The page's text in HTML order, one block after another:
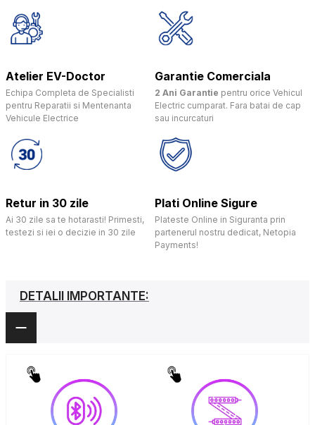
Atelier EV-Doctor
Echipa Completa de Specialisti
pentru Reparatii si Mentenanta
Vehicule Electrice
Garantie Comerciala
2 Ani Garantie pentru orice Vehicul
Electric cumparat. Fara batai de cap
sau incurcaturi
Retur in 30 zile
Ai 30 zile sa te hotarasti! Primesti,
testezi si iei o decizie in 30 zile
Plati Online Sigure
Plateste Online in Siguranta prin
partenerul nostru dedicat, Netopia
Payments!
DETALII IMPORTANTE: